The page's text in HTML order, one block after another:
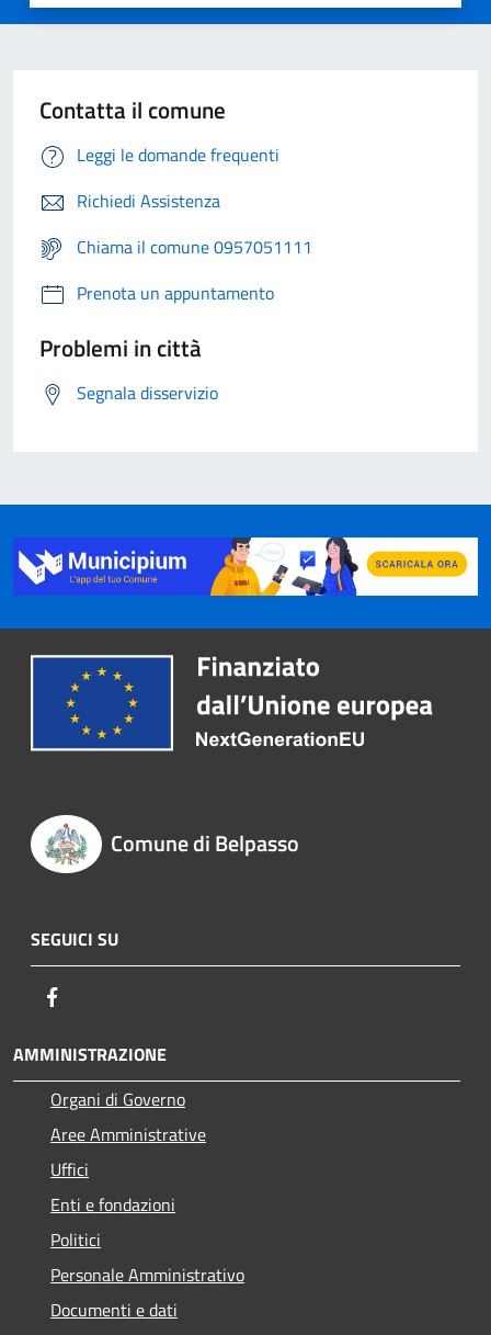
Contatta il comune
Leggi le domande frequenti
Richiedi Assistenza
Chiama il comune 0957051111
Prenota un appuntamento
Problemi in città
Segnala disservizio
Comune di Belpasso
SEGUICI SU
AMMINISTRAZIONE
Organi di Governo
Aree Amministrative
Uffici
Enti e fondazioni
Politici
Personale Amministrativo
Documenti e dati